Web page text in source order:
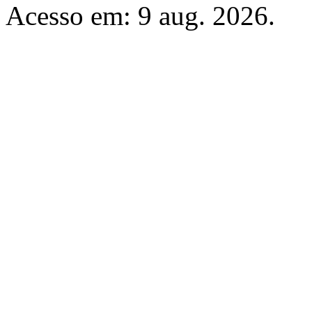
Acesso em: 9 aug. 2026.